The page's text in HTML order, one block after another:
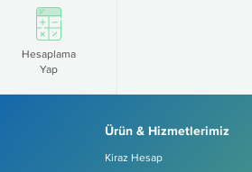
Hesaplama
Yap
Ürün & Hizmetlerimiz
Kiraz Hesap